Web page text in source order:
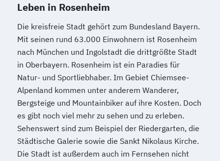
Leben in Rosenheim
Die kreisfreie Stadt gehört zum Bundesland Bayern.
Mit seinen rund 63.000 Einwohnern ist Rosenheim
nach München und Ingolstadt die drittgrößte Stadt
in Oberbayern. Rosenheim ist ein Paradies für
Natur- und Sportliebhaber. Im Gebiet Chiemsee-
Alpenland kommen unter anderem Wanderer,
Bergsteige und Mountainbiker auf ihre Kosten. Doch
es gibt noch viel mehr zu sehen und zu erleben.
Sehenswert sind zum Beispiel der Riedergarten, die
Städtische Galerie sowie die Sankt Nikolaus Kirche.
Die Stadt ist außerdem auch im Fernsehen nicht